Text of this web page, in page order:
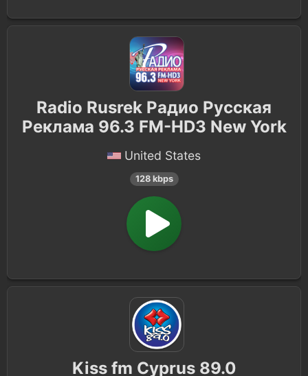
Radio Rusrek Радио Русская
Реклама 96.3 FM-HD3 New York
United States
128 kbps
Kiss fm Cyprus 89.0